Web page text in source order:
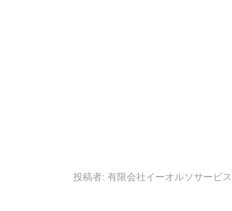
投稿者: 有限会社イーオルソサービス